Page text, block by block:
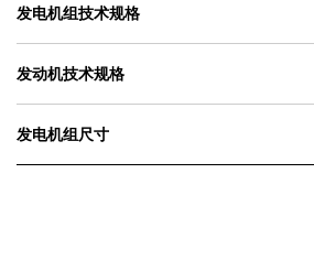
发电机组技术规格
发动机技术规格
发电机组尺寸